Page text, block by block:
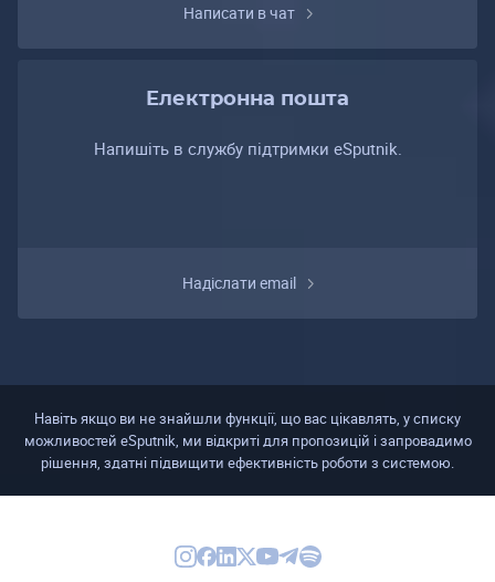
Написати в чат
Електронна пошта
Напишіть в службу підтримки eSputnik.
Надіслати email
Навіть якщо ви не знайшли функції, що вас цікавлять, у списку
можливостей eSputnik, ми відкриті для пропозицій і запровадимо
рішення, здатні підвищити ефективність роботи з системою.